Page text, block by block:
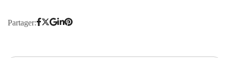
Partager: